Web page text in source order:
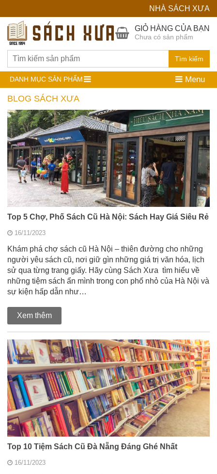
NHÀ SÁCH XƯA
Hệ
Thống
Sách
Cũ
Tìm kiếm
GIỎ HÀNG CỦA BẠN
Chưa có sản phẩm
DANH MỤC SẢN PHẨM Menu
BLOG SÁCH XƯA
Top 5 Chợ, Phố Sách Cũ Hà Nội: Sách Hay Giá Siêu Rẻ
16/11/2023
Khám phá chợ sách cũ Hà Nội – thiên đường cho những
người yêu sách cũ, nơi giữ gìn những giá trị văn hóa, lịch
sử qua từng trang giấy. Hãy cùng Sách Xưa tìm hiểu về
những tiệm sách ẩn mình trong con phố nhỏ của Hà Nội và
sự kiện hấp dẫn như…
Xem thêm
Top 10 Tiệm Sách Cũ Đà Nẵng Đáng Ghé Nhất
16/11/2023